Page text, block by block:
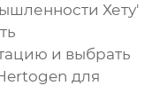
Хету'
и выбрать
для